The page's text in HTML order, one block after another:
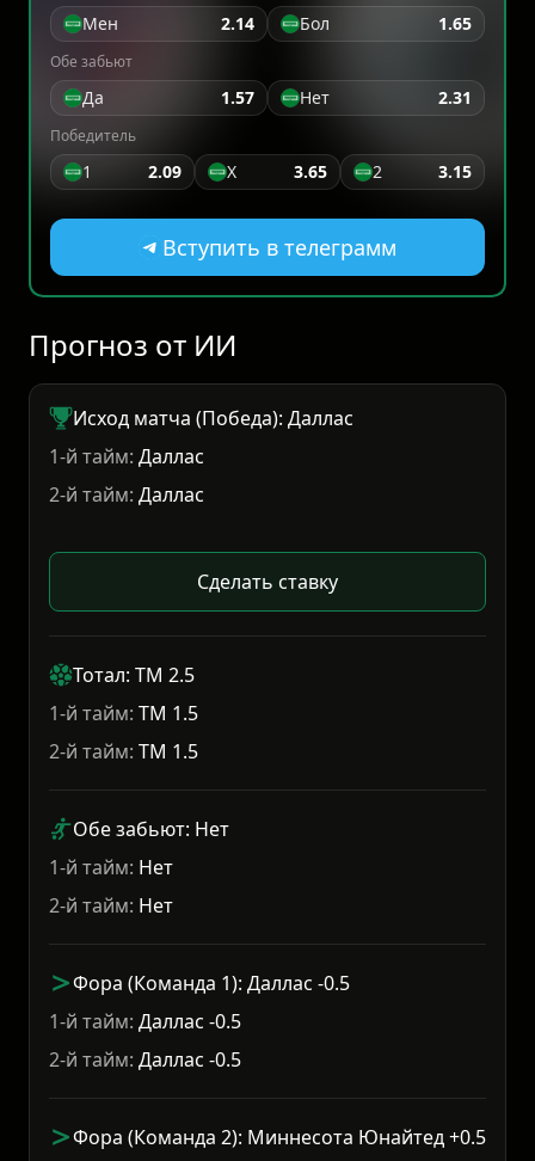
Мен 2.14 Бол 1.65
Обе забьют
Да 1.57 Нет 2.31
Победитель
1 2.09 X 3.65 2 3.15
Вступить в телеграмм
Прогноз от ИИ
Исход матча (Победа): Даллас
1-й тайм: Даллас
2-й тайм: Даллас
Сделать ставку
Тотал: ТМ 2.5
1-й тайм: ТМ 1.5
2-й тайм: ТМ 1.5
Обе забьют: Нет
1-й тайм: Нет
2-й тайм: Нет
Фора (Команда 1): Даллас -0.5
1-й тайм: Даллас -0.5
2-й тайм: Даллас -0.5
Фора (Команда 2): Миннесота Юнайтед +0.5